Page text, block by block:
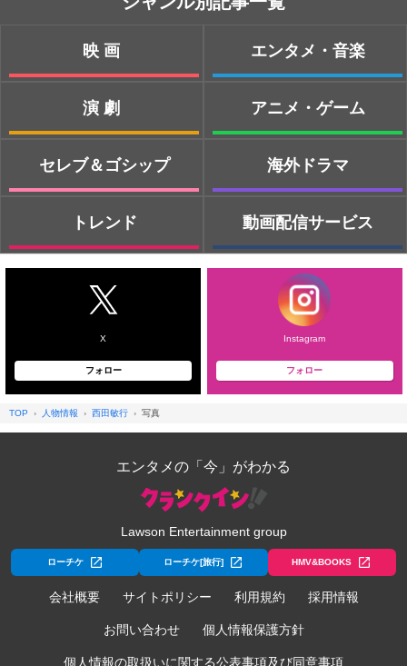
映画
演劇
セレブ＆ゴシップ
トレンド
エンタメ・音楽
アニメ・ゲーム
海外ドラマ
動画配信サービス
X
フォロー
Instagram
フォロー
TOP 人物情報 西田敏行 写真
エンタメの「今」がわかる
Lawson Entertainment group
ローチケ ローチケ[旅行] HMV&BOOKS
会社概要 サイトポリシー 利用規約 採用情報
お問い合わせ 個人情報保護方針
個人情報の取扱いに関する公表事項及び同意事項